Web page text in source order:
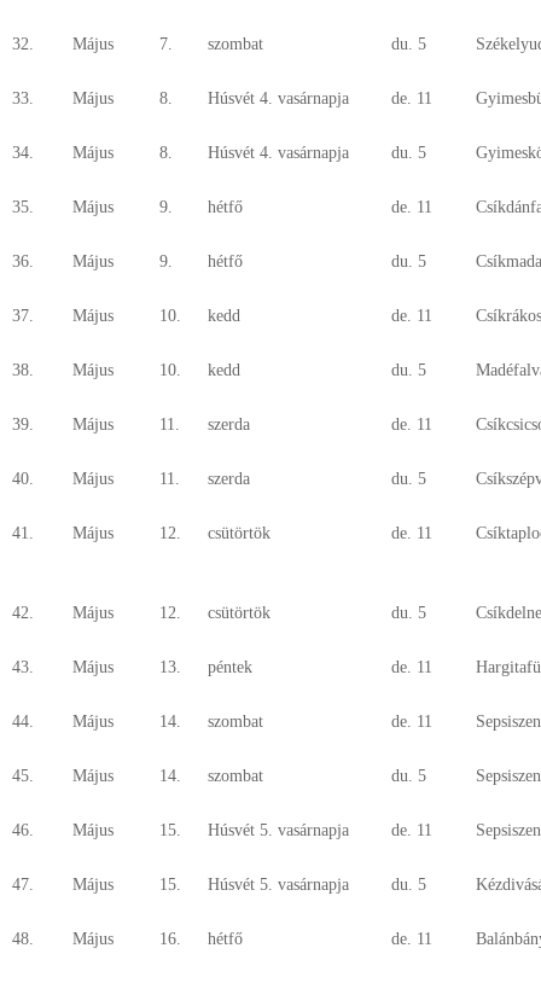
32. Május 7. szombat du. 5
33. Május 8. Húsvét 4. vasárnapja de. 11
34. Május 8. Húsvét 4. vasárnapja du. 5
35. Május 9. hétfő de. 11
36. Május 9. hétfő du. 5
37. Május 10. kedd de. 11 Csíkrákos
38. Május 10. kedd du. 5
39. Május 11. szerda de. 11
40. Május 11. szerda du. 5
41. Május 12. csütörtök de. 11
42. Május 12. csütörtök du. 5 Csíkdelne
43. Május 13. péntek de. 11
44. Május 14. szombat de. 11
45. Május 14. szombat du. 5
46. Május 15. Húsvét 5. vasárnapja de. 11
47. Május 15. Húsvét 5. vasárnapja du. 5
48. Május 16. hétfő de. 11